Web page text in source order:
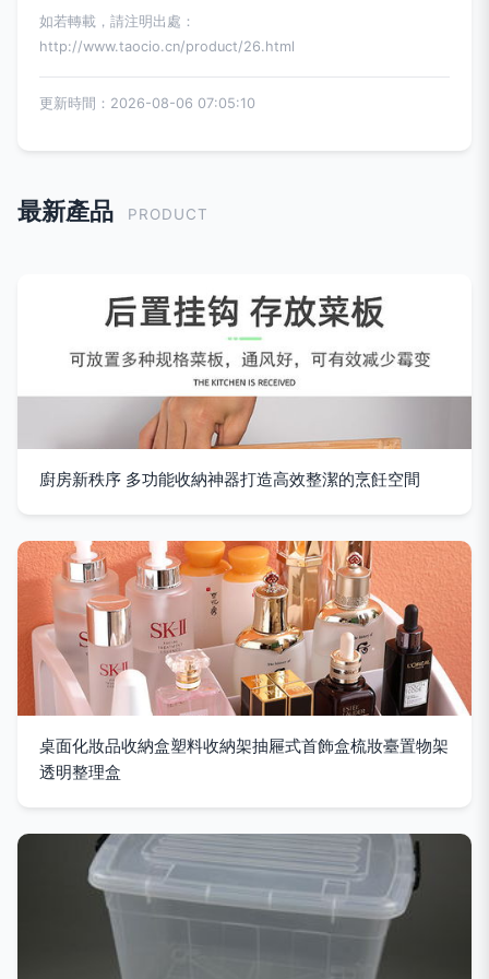
如若轉載，請注明出處：
http://www.taocio.cn/product/26.html
更新時間：2026-08-06 07:05:10
最新產品 PRODUCT
廚房新秩序 多功能收納神器打造高效整潔的烹飪空間
桌面化妝品收納盒塑料收納架抽屜式首飾盒梳妝臺置物架
透明整理盒